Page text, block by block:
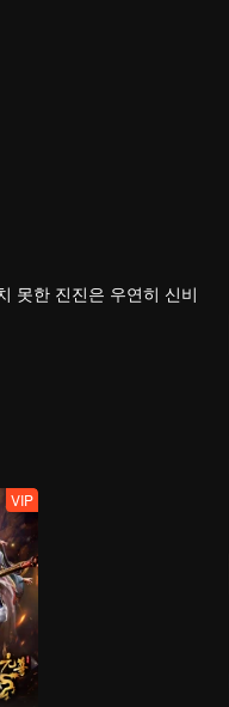
못한 진진은 우연히 신비
시 한번 무도길을 밟았
VIP